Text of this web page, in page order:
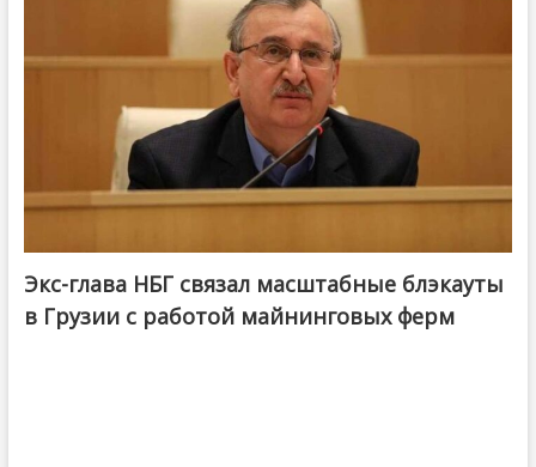
Экс-глава НБГ связал масштабные блэкауты
в Грузии с работой майнинговых ферм